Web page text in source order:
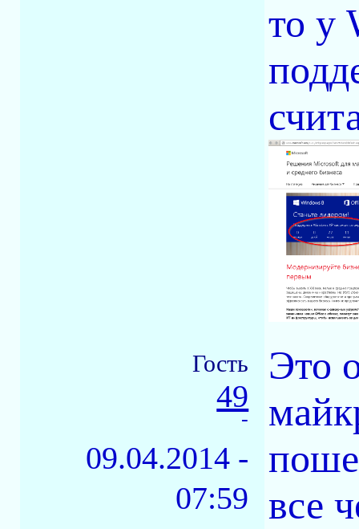
то у
Гость
49
-
09.04.2014 -
07:59
Это
все